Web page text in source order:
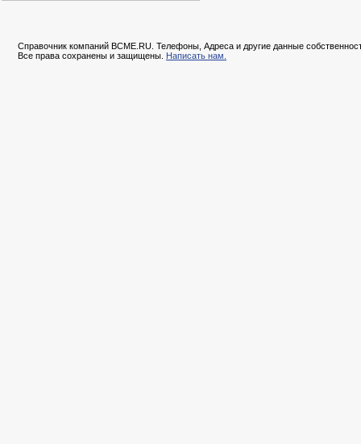
Справочник компаний BCME.RU. Телефоны, Адреса и другие данные
Все права сохранены и защищены. Написать нам.